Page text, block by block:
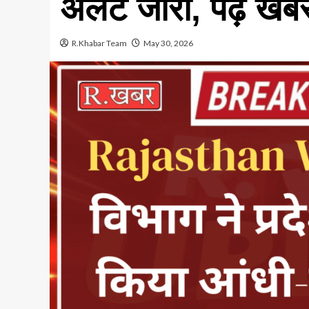
अलर्ट जारी, पढ़े
R.Khabar Team May 30, 2026